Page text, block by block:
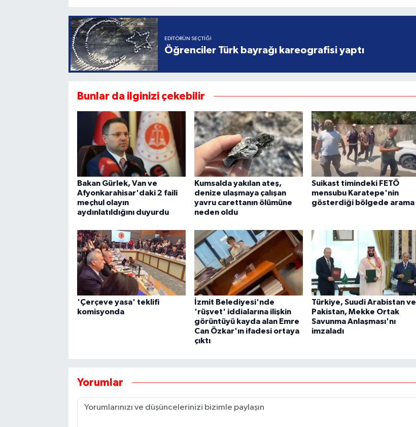
EDITÖRÜN SEÇTIĞI
Öğrenciler Türk bayrağı kareografisi yaptı
Bunlar da ilginizi çekebilir
Bakan Gürlek, Van ve
Afyonkarahisar'daki 2 faili
meçhul olayın
aydınlatıldığını duyurdu
Kumsalda yakılan ateş,
denize ulaşmaya çalışan
yavru carettanın ölümüne
neden oldu
Suikast timindeki FETÖ
mensubu Karatepe'nin
gösterdiği bölgede arama
'Çerçeve yasa' teklifi
komisyonda
İzmit Belediyesi'nde
'rüşvet' iddialarına ilişkin
görüntüyü kayda alan Emre
Can Özkar'ın ifadesi ortaya
çıktı
Türkiye, Suudi Arabistan ve
Pakistan, Mekke Ortak
Savunma Anlaşması'nı
imzaladı
Yorumlar